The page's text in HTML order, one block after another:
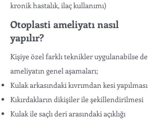
kronik hastalık, ilaç kullanımı)​
Otoplasti ameliyatı nasıl
yapılır?
Kişiye özel farklı teknikler uygulanabilse de
ameliyatın genel aşamaları;
Kulak arkasındaki kıvrımdan kesi yapılması
Kıkırdakların dikişiler ile şekillendirilmesi
Kulak ile saçlı deri arasındaki açıklığı